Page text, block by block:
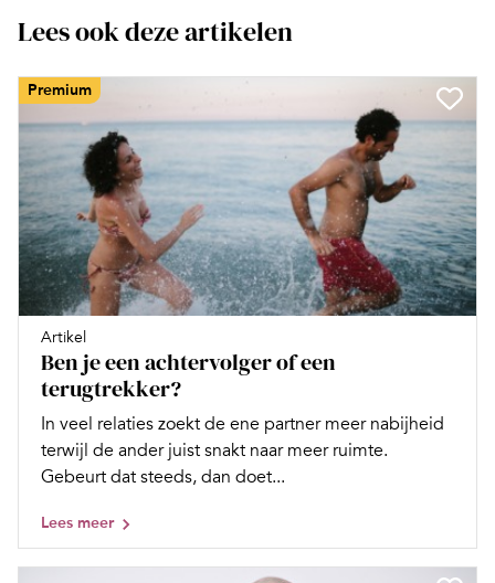
Lees ook deze artikelen
Premium
Artikel
Ben je een achtervolger of een
terugtrekker?
In veel relaties zoekt de ene partner meer nabijheid
terwijl de ander juist snakt naar meer ruimte.
Gebeurt dat steeds, dan doet...
Lees meer